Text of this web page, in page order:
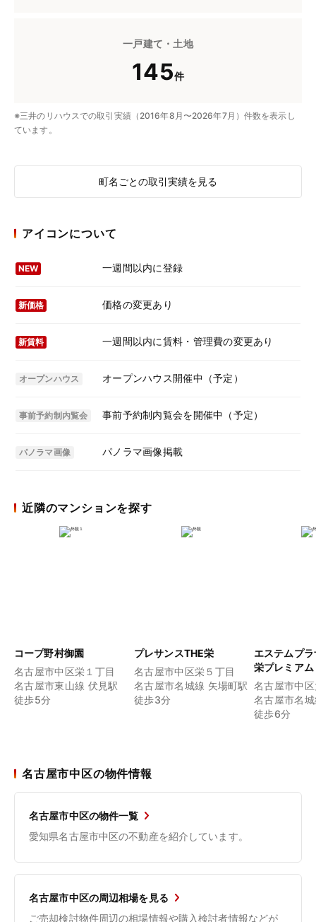
一戸建て・土地
145件
※三井のリハウスでの取引実績（2016年8月〜2026年7月）件数を表示し
ています。
町名ごとの取引実績を見る
アイコンについて
NEW 一週間以内に登録
新価格 価格の変更あり
新賃料 一週間以内に賃料・管理費の変更あり
オープンハウス オープンハウス開催中（予定）
事前予約制内覧会 事前予約制内覧会を開催中（予定）
パノラマ画像 パノラマ画像掲載
近隣のマンションを探す
コープ野村御園
名古屋市中区栄１丁目
名古屋市東山線 伏見駅
徒歩5分
プレサンスTHE栄
名古屋市中区栄５丁目
名古屋市名城線 矢場町駅
徒歩3分
エステムプ
栄プレミアム
名古屋市中
名古屋市名
徒歩6分
名古屋市中区の物件情報
名古屋市中区の物件一覧
愛知県名古屋市中区の不動産を紹介しています。
名古屋市中区の周辺相場を見る
ご売却検討物件周辺の相場情報や購入検討者情報などが